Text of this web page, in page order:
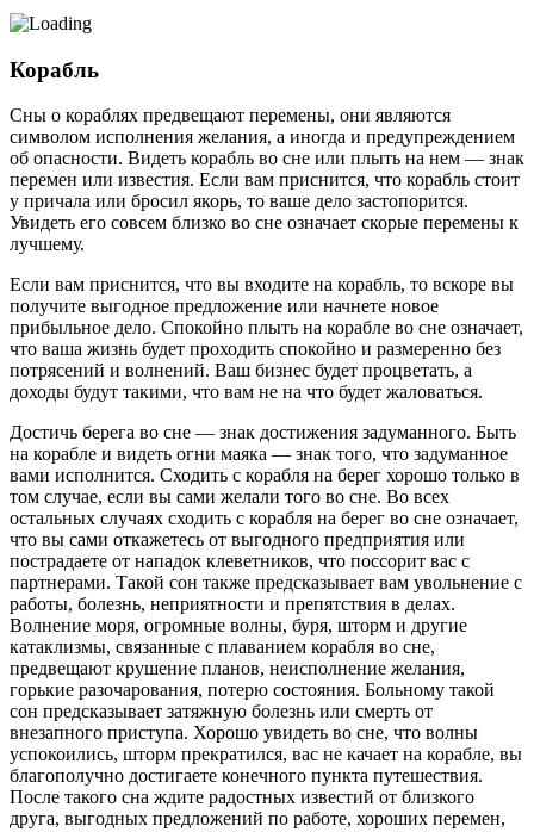
Корабль
Сны о кораблях предвещают перемены, они являются
символом исполнения желания, а иногда и предупреждением
об опасности. Видеть корабль во сне или плыть на нем — знак
перемен или известия. Если вам приснится, что корабль стоит
у причала или бросил якорь, то ваше дело застопорится.
Увидеть его совсем близко во сне означает скорые перемены к
лучшему.
Если вам приснится, что вы входите на корабль, то вскоре вы
получите выгодное предложение или начнете новое
прибыльное дело. Спокойно плыть на корабле во сне означает,
что ваша жизнь будет проходить спокойно и размеренно без
потрясений и волнений. Ваш бизнес будет процветать, а
доходы будут такими, что вам не на что будет жаловаться.
Достичь берега во сне — знак достижения задуманного. Быть
на корабле и видеть огни маяка — знак того, что задуманное
вами исполнится. Сходить с корабля на берег хорошо только в
том случае, если вы сами желали того во сне. Во всех
остальных случаях сходить с корабля на берег во сне означает,
что вы сами откажетесь от выгодного предприятия или
пострадаете от нападок клеветников, что поссорит вас с
партнерами. Такой сон также предсказывает вам увольнение с
работы, болезнь, неприятности и препятствия в делах.
Волнение моря, огромные волны, буря, шторм и другие
катаклизмы, связанные с плаванием корабля во сне,
предвещают крушение планов, неисполнение желания,
горькие разочарования, потерю состояния. Больному такой
сон предсказывает затяжную болезнь или смерть от
внезапного приступа. Хорошо увидеть во сне, что волны
успокоились, шторм прекратился, вас не качает на корабле, вы
благополучно достигаете конечного пункта путешествия.
После такого сна ждите радостных известий от близкого
друга, выгодных предложений по работе, хороших перемен,